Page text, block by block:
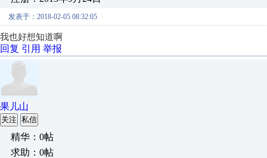
发表于：2018-02-05 08:32:05
我也好想知道啊
回复 引用 举报
果儿山
关注 私信
精华：0帖
求助：0帖